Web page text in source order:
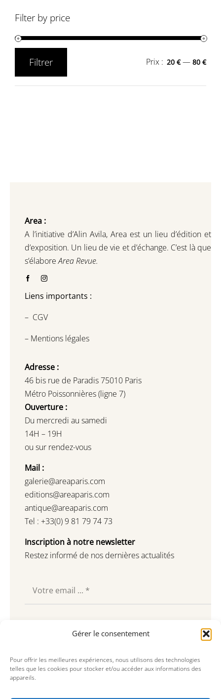
Gérer le consentement
Pour offrir les meilleures expériences, nous utilisons des technologies
telles que les cookies pour stocker et/ou accéder aux informations des
appareils.
Filter by price
Filtrer Prix : 20 €—80 €
Area :
A l’initiative d’Alin Avila, Area est un lieu d’édition et
d’exposition. Un lieu de vie et d’échange. C’est là que
s’élaboreArea Revue.
Liens importants :
– CGV
– Mentions légales
Adresse :
46 bis rue de Paradis 75010 Paris
Métro Poissonnières (ligne 7)
Ouverture :
Du mercredi au samedi
14H – 19H
ou sur rendez-vous
Mail :
galerie@areaparis.com
editions@areaparis.com
antique@areaparis.com
Tel : +33(0) 9 81 79 74 73
Inscription à notre newsletter
Restez informé de nos dernières actualités
Souscrire